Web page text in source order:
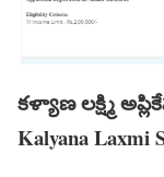
కళ్యాణ లక్ష్మి
Kalyana Laxmi